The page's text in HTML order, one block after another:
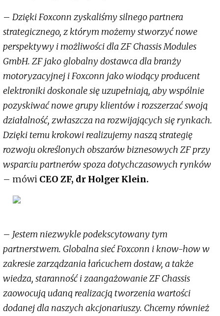
– Dzięki Foxconn zyskaliśmy silnego partnera
strategicznego, z którym możemy stworzyć nowe
perspektywy i możliwości dla ZF Chassis Modules
GmbH. ZF jako globalny dostawca dla branży
motoryzacyjnej i Foxconn jako wiodący producent
elektroniki doskonale się uzupełniają, aby wspólnie
pozyskiwać nowe grupy klientów i rozszerzać swoją
działalność, zwłaszcza na rozwijających się rynkach.
Dzięki temu krokowi realizujemy naszą strategię
rozwoju określonych obszarów biznesowych ZF przy
wsparciu partnerów spoza dotychczasowych rynków
– mówi CEO ZF, dr Holger Klein.
– Jestem niezwykle podekscytowany tym
partnerstwem. Globalna sieć Foxconn i know-how w
zakresie zarządzania łańcuchem dostaw, a także
wiedza, staranność i zaangażowanie ZF Chassis
zaowocują udaną realizacją tworzenia wartości
dodanej dla naszych akcjonariuszy. Chcemy również